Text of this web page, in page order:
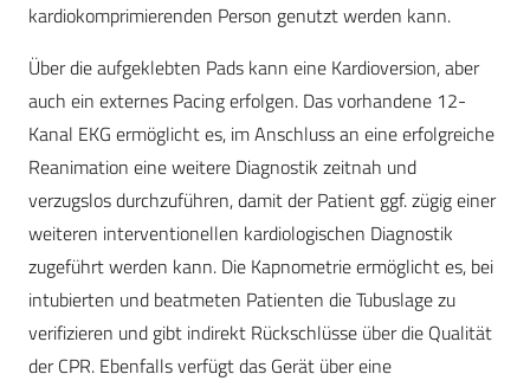
kardiokomprimierenden Person genutzt werden kann.
Über die aufgeklebten Pads kann eine Kardioversion, aber
auch ein externes Pacing erfolgen. Das vorhandene 12-
Kanal EKG ermöglicht es, im Anschluss an eine erfolgreiche
Reanimation eine weitere Diagnostik zeitnah und
verzugslos durchzuführen, damit der Patient ggf. zügig einer
weiteren interventionellen kardiologischen Diagnostik
zugeführt werden kann. Die Kapnometrie ermöglicht es, bei
intubierten und beatmeten Patienten die Tubuslage zu
verifizieren und gibt indirekt Rückschlüsse über die Qualität
der CPR. Ebenfalls verfügt das Gerät über eine